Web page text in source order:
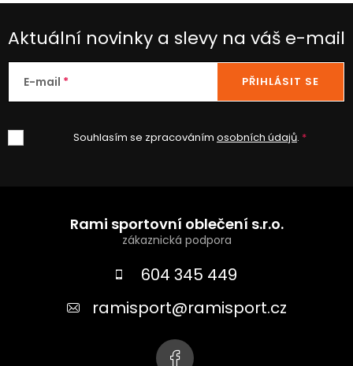
Aktuální novinky a slevy na váš e-mail
E-mail
Souhlasím se zpracováním osobních údajů.
PŘIHLÁSIT SE
Rami sportovní oblečení s.r.o.
604 345 449
ramisport@ramisport.cz